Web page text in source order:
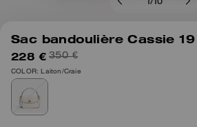
/ 10
Sac bandoulière Cassie 19
228 € 350 €
COLOR: Laiton/Craie